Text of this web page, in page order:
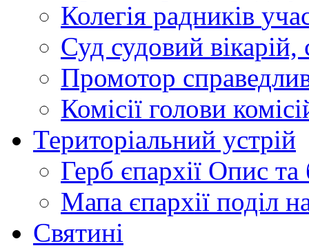
Колегія радників
Суд судовий вікарій,
Промотор
Комісії голови
Територіальний устрій
Герб єпархії Опис та
Мапа єпархії поділ
Святині